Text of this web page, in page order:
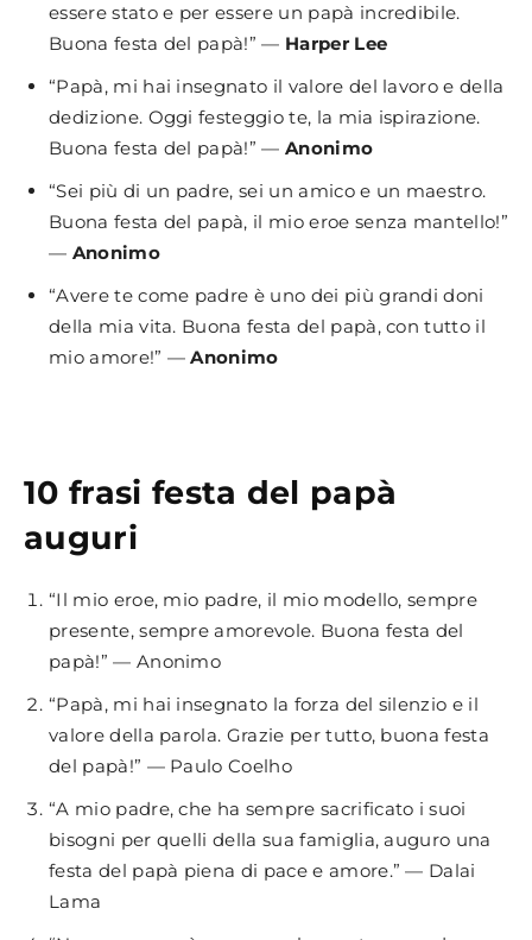
essere stato e per essere un papà incredibile.
Buona festa del papà!” — Harper Lee
“Papà, mi hai insegnato il valore del lavoro e della
dedizione. Oggi festeggio te, la mia ispirazione.
Buona festa del papà!” —Anonimo
“Sei più di un padre, sei un amico e un maestro.
Buona festa del papà, il mio eroe senza mantello!”
— Anonimo
“Avere te come padre è uno dei più grandi doni
della mia vita. Buona festa del papà, con tutto il
mio amore!” —Anonimo
10 frasi festa del papà
auguri
“Il mio eroe, mio padre, il mio modello, sempre
presente, sempre amorevole. Buona festa del
papà!” — Anonimo
“Papà, mi hai insegnato la forza del silenzio e il
valore della parola. Grazie per tutto, buona festa
del papà!” — Paulo Coelho
“A mio padre, che ha sempre sacrificato i suoi
bisogni per quelli della sua famiglia, auguro una
festa del papà piena di pace e amore.” — Dalai
Lama